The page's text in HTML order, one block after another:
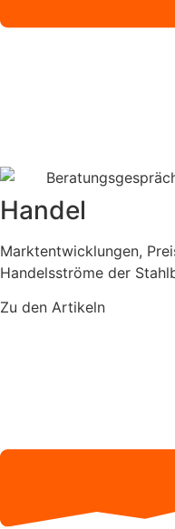
Handel
Marktentwicklungen,
Handelsströme der
Zu den Artikeln